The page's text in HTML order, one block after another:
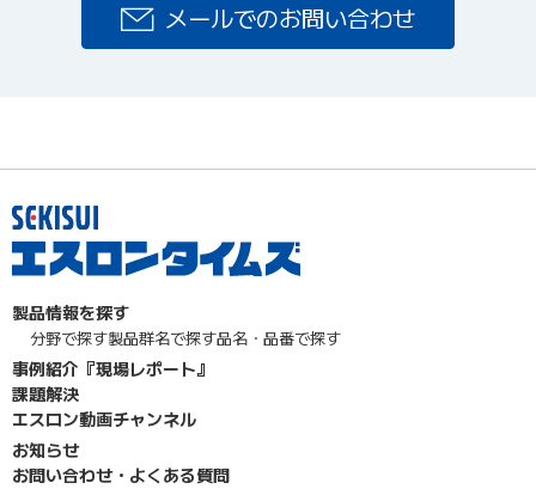
メールでのお問い合わせ
製品情報を探す
分野で探す製品群名で探す品名・品番で探す
事例紹介『現場レポート』
課題解決
エスロン動画チャンネル
お知らせ
お問い合わせ・よくある質問